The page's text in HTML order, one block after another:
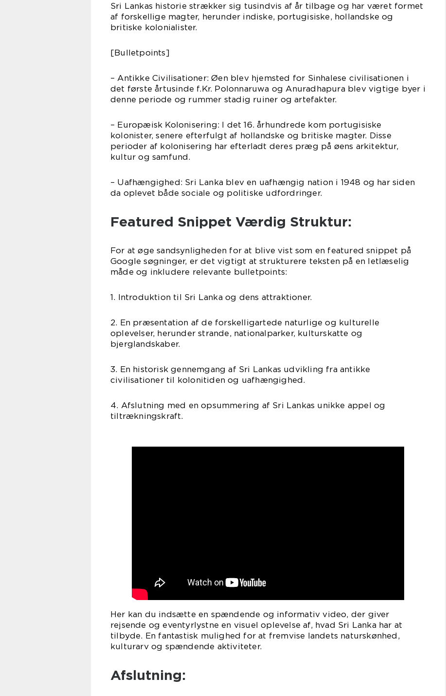
Sri Lankas historie strækker sig tusindvis af år tilbage og har været formet
af forskellige magter, herunder indiske, portugisiske, hollandske og
britiske kolonialister.
[Bulletpoints]
– Antikke Civilisationer: Øen blev hjemsted for Sinhalese civilisationen i
det første årtusinde f.Kr. Polonnaruwa og Anuradhapura blev vigtige byer i
denne periode og rummer stadig ruiner og artefakter.
– Europæisk Kolonisering: I det 16. århundrede kom portugisiske
kolonister, senere efterfulgt af hollandske og britiske magter. Disse
perioder af kolonisering har efterladt deres præg på øens arkitektur,
kultur og samfund.
– Uafhængighed: Sri Lanka blev en uafhængig nation i 1948 og har siden
da oplevet både sociale og politiske udfordringer.
Featured Snippet Værdig Struktur:
For at øge sandsynligheden for at blive vist som en featured snippet på
Google søgninger, er det vigtigt at strukturere teksten på en letlæselig
måde og inkludere relevante bulletpoints:
1. Introduktion til Sri Lanka og dens attraktioner.
2. En præsentation af de forskelligartede naturlige og kulturelle
oplevelser, herunder strande, nationalparker, kulturskatte og
bjerglandskaber.
3. En historisk gennemgang af Sri Lankas udvikling fra antikke
civilisationer til kolonitiden og uafhængighed.
4. Afslutning med en opsummering af Sri Lankas unikke appel og
tiltrækningskraft.
Her kan du indsætte en spændende og informativ video, der giver
rejsende og eventyrlystne en visuel oplevelse af, hvad Sri Lanka har at
tilbyde. En fantastisk mulighed for at fremvise landets naturskønhed,
kulturarv og spændende aktiviteter.
Afslutning: